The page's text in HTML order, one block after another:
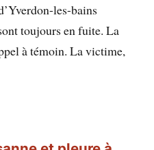
les-bains
toujours en fuite. La
à témoin. La victime,